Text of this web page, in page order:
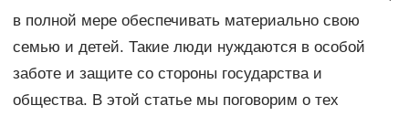
в полной мере обеспечивать материально свою
семью и детей. Такие люди нуждаются в особой
заботе и защите со стороны государства и
общества. В этой статье мы поговорим о тех